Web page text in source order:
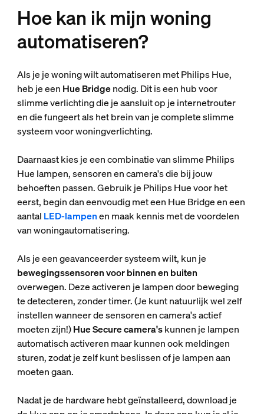
Hoe kan ik mijn woning
automatiseren?
Als je je woning wilt automatiseren met Philips Hue,
heb je een Hue Bridgenodig. Dit is een hub voor
slimme verlichting die je aansluit op je internetrouter
en die fungeert als het brein van je complete slimme
systeem voor woningverlichting.
Daarnaast kies je een combinatie van slimme Philips
Hue lampen, sensoren en camera's die bij jouw
behoeften passen. Gebruik je Philips Hue voor het
eerst, begin dan eenvoudig met een Hue Bridge en een
aantal LED-lampenen maak kennis met de voordelen
van woningautomatisering.
Als je een geavanceerder systeem wilt, kun je
bewegingssensoren voor binnen en buiten
overwegen. Deze activeren je lampen door beweging
te detecteren, zonder timer. (Je kunt natuurlijk wel zelf
instellen wanneer de sensoren en camera's actief
moeten zijn!)Hue Secure camera'skunnen je lampen
automatisch activeren maar kunnen ook meldingen
sturen, zodat je zelf kunt beslissen of je lampen aan
moeten gaan.
Nadat je de hardware hebt geïnstalleerd, download je